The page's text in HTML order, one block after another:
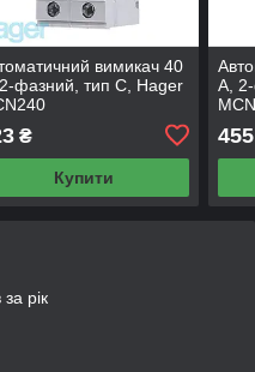
вимикач 40
фазний, тип С, Hager
₴
Купити
А,
рік